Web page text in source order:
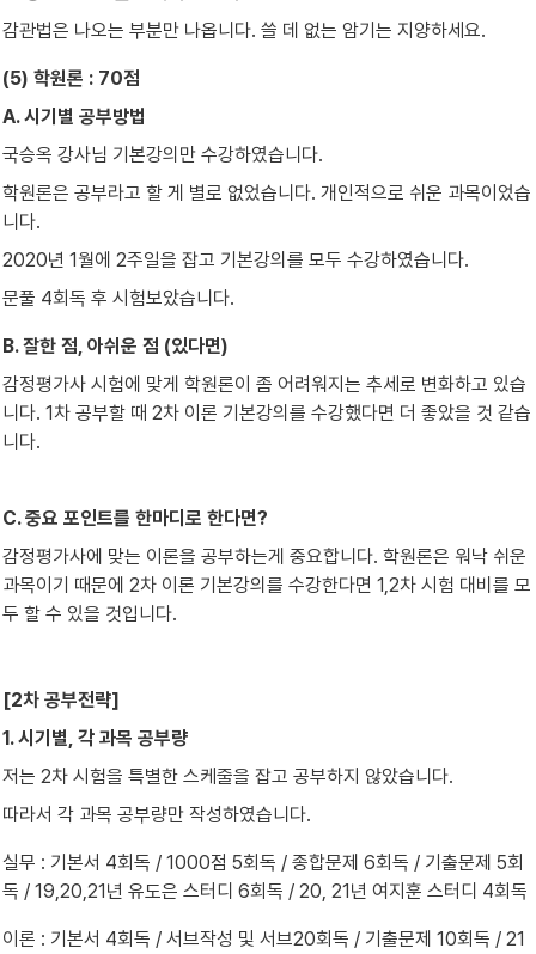
감관법은 나오는 부분만 나옵니다. 쓸 데 없는 암기는 지양하세요.
(5) 학원론 : 70점
A. 시기별 공부방법
국승옥 강사님 기본강의만 수강하였습니다.
학원론은 공부라고 할 게 별로 없었습니다. 개인적으로 쉬운 과목이었습
니다.
2020년 1월에 2주일을 잡고 기본강의를 모두 수강하였습니다.
문풀 4회독 후 시험보았습니다.
B. 잘한 점, 아쉬운 점 (있다면)
감정평가사 시험에 맞게 학원론이 좀 어려워지는 추세로 변화하고 있습
니다. 1차 공부할 때 2차 이론 기본강의를 수강했다면 더 좋았을 것 같습
니다.
C. 중요 포인트를 한마디로 한다면?
감정평가사에 맞는 이론을 공부하는게 중요합니다. 학원론은 워낙 쉬운
과목이기 때문에 2차 이론 기본강의를 수강한다면 1,2차 시험 대비를 모
두 할 수 있을 것입니다.
[2차 공부전략]
1. 시기별, 각 과목 공부량
저는 2차 시험을 특별한 스케줄을 잡고 공부하지 않았습니다.
따라서 각 과목 공부량만 작성하였습니다.
실무 : 기본서 4회독 / 1000점 5회독 / 종합문제 6회독 / 기출문제 5회
독 / 19,20,21년 유도은 스터디 6회독 / 20, 21년 여지훈 스터디 4회독
이론 : 기본서 4회독 / 서브작성 및 서브20회독 / 기출문제 10회독 / 21